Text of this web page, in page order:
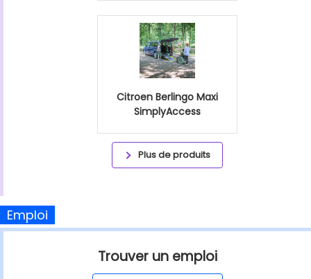
Citroen Berlingo Maxi
SimplyAccess
Plus de produits
Emploi
Trouver un emploi